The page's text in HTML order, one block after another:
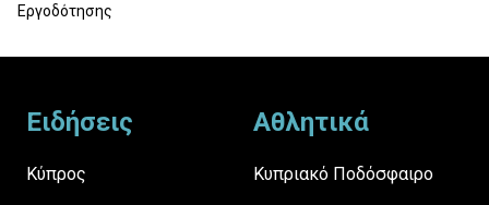
Εργοδότησης
Ειδήσεις
Κύπρος
Αθλητικά
Κυπριακό Ποδόσφαιρο